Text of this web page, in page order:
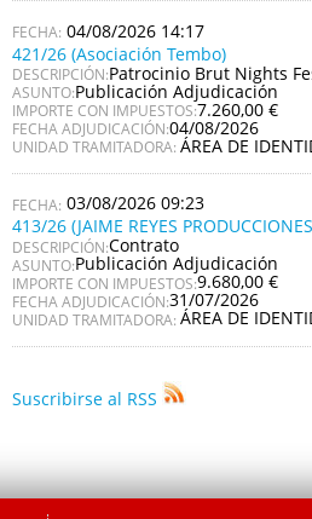
04/08/2026 14:17
421/26 (Asociación Tembo)
DESCRIPCIÓN:Patrocinio Brut Nights
ASUNTO:Publicación Adjudicación
IMPORTE CON IMPUESTOS:7.260,00 €
FECHA ADJUDICACIÓN:04/08/2026
UNIDAD TRAMITADORA: ÁREA DE
03/08/2026 09:23
413/26 (JAIME REYES
DESCRIPCIÓN:Contrato
ASUNTO:Publicación Adjudicación
IMPORTE CON IMPUESTOS:9.680,00 €
FECHA ADJUDICACIÓN:31/07/2026
UNIDAD TRAMITADORA: ÁREA DE
Suscribirse al RSS